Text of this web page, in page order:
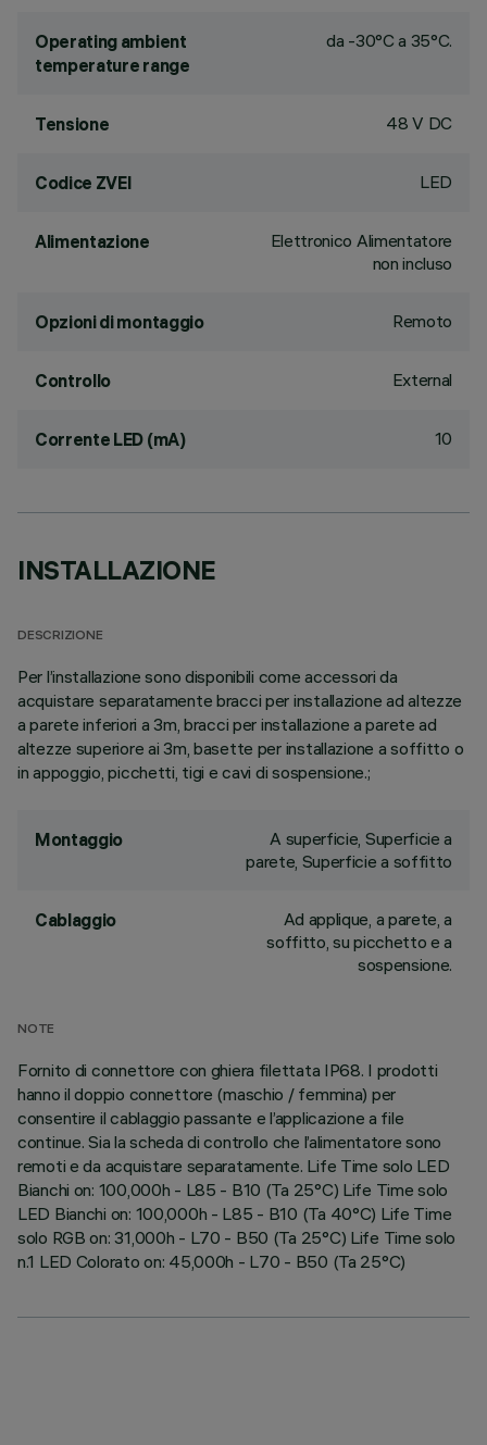
Operating ambient
temperature range
da -30°C a 35°C.
Tensione 48 V DC
Codice ZVEI LED
Alimentazione
Elettronico Alimentatore
non incluso
Opzioni di montaggio Remoto
Controllo External
Corrente LED (mA) 10
INSTALLAZIONE
DESCRIZIONE
Per l’installazione sono disponibili come accessori da
acquistare separatamente bracci per installazione ad altezze
a parete inferiori a 3m, bracci per installazione a parete ad
altezze superiore ai 3m, basette per installazione a soffitto o
in appoggio, picchetti, tigi e cavi di sospensione.;
Montaggio
A superficie, Superficie a
parete, Superficie a soffitto
Cablaggio
Ad applique, a parete, a
soffitto, su picchetto e a
sospensione.
NOTE
Fornito di connettore con ghiera filettata IP68. I prodotti
hanno il doppio connettore (maschio / femmina) per
consentire il cablaggio passante e l’applicazione a file
continue. Sia la scheda di controllo che l’alimentatore sono
remoti e da acquistare separatamente. Life Time solo LED
Bianchi on: 100,000h - L85 - B10 (Ta 25°C) Life Time solo
LED Bianchi on: 100,000h - L85 - B10 (Ta 40°C) Life Time
solo RGB on: 31,000h - L70 - B50 (Ta 25°C) Life Time solo
n.1 LED Colorato on: 45,000h - L70 - B50 (Ta 25°C)